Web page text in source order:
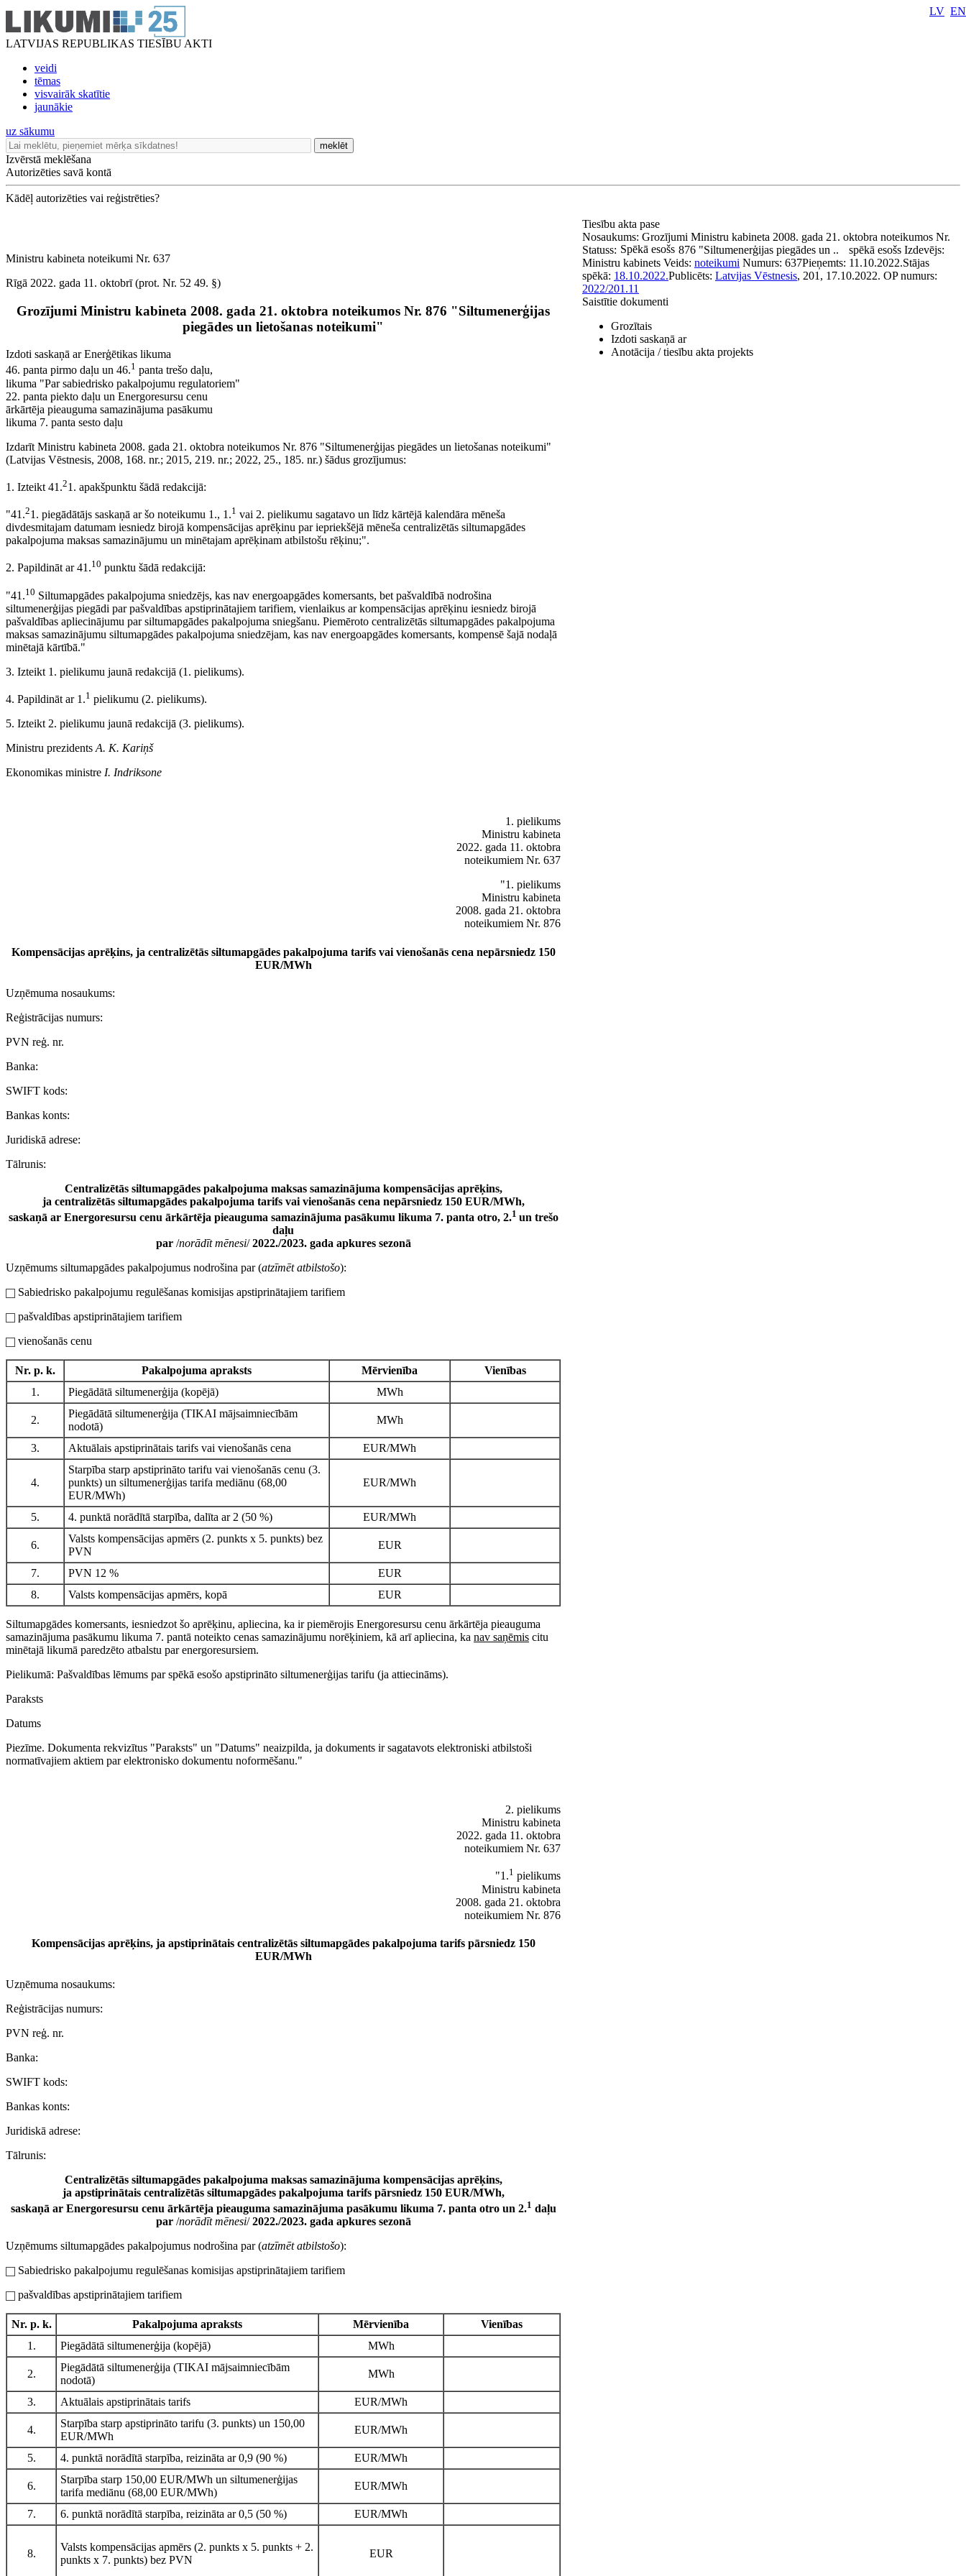
LATVIJAS REPUBLIKAS TIESĪBU AKTI
veidi
tēmas
visvairāk skatītie
jaunākie
LV EN
uz sākumu
meklēt
Izvērstā meklēšana
Autorizēties savā kontā
Kādēļ autorizēties vai reģistrēties?
Ministru kabineta noteikumi Nr. 637
Rīgā 2022. gada 11. oktobrī (prot. Nr. 52 49. §)
Grozījumi Ministru kabineta 2008. gada 21. oktobra noteikumos Nr. 876 "Siltumenerģijas
piegādes un lietošanas noteikumi"
Izdoti saskaņā ar Enerģētikas likuma
46. panta pirmo daļu un 46.1 panta trešo daļu,
likuma "Par sabiedrisko pakalpojumu regulatoriem"
22. panta piekto daļu un Energoresursu cenu
ārkārtēja pieauguma samazinājuma pasākumu
likuma 7. panta sesto daļu
Izdarīt Ministru kabineta 2008. gada 21. oktobra noteikumos Nr. 876 "Siltumenerģijas piegādes un lietošanas noteikumi"
(Latvijas Vēstnesis, 2008, 168. nr.; 2015, 219. nr.; 2022, 25., 185. nr.) šādus grozījumus:
1. Izteikt 41.21. apakšpunktu šādā redakcijā:
"41.21. piegādātājs saskaņā ar šo noteikumu 1., 1.1 vai 2. pielikumu sagatavo un līdz kārtējā kalendāra mēneša
divdesmitajam datumam iesniedz birojā kompensācijas aprēķinu par iepriekšējā mēneša centralizētās siltumapgādes
pakalpojuma maksas samazinājumu un minētajam aprēķinam atbilstošu rēķinu;".
2. Papildināt ar 41.10 punktu šādā redakcijā:
"41.10 Siltumapgādes pakalpojuma sniedzējs, kas nav energoapgādes komersants, bet pašvaldībā nodrošina
siltumenerģijas piegādi par pašvaldības apstiprinātajiem tarifiem, vienlaikus ar kompensācijas aprēķinu iesniedz birojā
pašvaldības apliecinājumu par siltumapgādes pakalpojuma sniegšanu. Piemēroto centralizētās siltumapgādes pakalpojuma
maksas samazinājumu siltumapgādes pakalpojuma sniedzējam, kas nav energoapgādes komersants, kompensē šajā nodaļā
minētajā kārtībā."
3. Izteikt 1. pielikumu jaunā redakcijā (1. pielikums).
4. Papildināt ar 1.1 pielikumu (2. pielikums).
5. Izteikt 2. pielikumu jaunā redakcijā (3. pielikums).
Ministru prezidentsA. K. Kariņš
Ekonomikas ministre I. Indriksone
1. pielikums
Ministru kabineta
2022. gada 11. oktobra
noteikumiem Nr. 637
"1. pielikums
Ministru kabineta
2008. gada 21. oktobra
noteikumiem Nr. 876
Kompensācijas aprēķins, ja centralizētās siltumapgādes pakalpojuma tarifs vai vienošanās cena nepārsniedz 150
EUR/MWh
Uzņēmuma nosaukums:
Reģistrācijas numurs:
PVN reģ. nr.
Banka:
SWIFT kods:
Bankas konts:
Juridiskā adrese:
Tālrunis:
Centralizētās siltumapgādes pakalpojuma maksas samazinājuma kompensācijas aprēķins,
ja centralizētās siltumapgādes pakalpojuma tarifs vai vienošanās cena nepārsniedz 150 EUR/MWh,
saskaņā ar Energoresursu cenu ārkārtēja pieauguma samazinājuma pasākumu likuma 7. panta otro, 2.1 un trešo
daļu
par/norādīt mēnesi/2022./2023. gada apkures sezonā
Uzņēmums siltumapgādes pakalpojumus nodrošina par (atzīmēt atbilstošo):
Sabiedrisko pakalpojumu regulēšanas komisijas apstiprinātajiem tarifiem
pašvaldības apstiprinātajiem tarifiem
vienošanās cenu
Nr. p. k. Pakalpojuma apraksts Mērvienība
Vienības
1.
Piegādātā siltumenerģija (kopējā) MWh
2.
Piegādātā siltumenerģija (TIKAI mājsaimniecībām
nodotā)
MWh
3. Aktuālais apstiprinātais tarifs vai vienošanās cena EUR/MWh
4.
Starpība starp apstiprināto tarifu vai vienošanās cenu (3.
punkts) un siltumenerģijas tarifa mediānu (68,00
EUR/MWh)
EUR/MWh
5. 4. punktā norādītā starpība, dalīta ar 2 (50 %) EUR/MWh
6.
Valsts kompensācijas apmērs (2. punkts x 5. punkts) bez
PVN
EUR
7. PVN 12 %
EUR
8.
Valsts kompensācijas apmērs, kopā EUR
Siltumapgādes komersants, iesniedzot šo aprēķinu, apliecina, ka ir piemērojis Energoresursu cenu ārkārtēja pieauguma
samazinājuma pasākumu likuma 7. pantā noteikto cenas samazinājumu norēķiniem, kā arī apliecina, ka nav saņēmis citu
minētajā likumā paredzēto atbalstu par energoresursiem.
Pielikumā: Pašvaldības lēmums par spēkā esošo apstiprināto siltumenerģijas tarifu (ja attiecināms).
Paraksts
Datums
Piezīme. Dokumenta rekvizītus "Paraksts" un "Datums" neaizpilda, ja dokuments ir sagatavots elektroniski atbilstoši
normatīvajiem aktiem par elektronisko dokumentu noformēšanu."
2. pielikums
Ministru kabineta
2022. gada 11. oktobra
noteikumiem Nr. 637
"1.1 pielikums
Ministru kabineta
2008. gada 21. oktobra
noteikumiem Nr. 876
Kompensācijas aprēķins, ja apstiprinātais centralizētās siltumapgādes pakalpojuma tarifs pārsniedz 150
EUR/MWh
Uzņēmuma nosaukums:
Reģistrācijas numurs:
PVN reģ. nr.
Banka:
SWIFT kods:
Bankas konts:
Juridiskā adrese:
Tālrunis:
Centralizētās siltumapgādes pakalpojuma maksas samazinājuma kompensācijas aprēķins,
ja apstiprinātais centralizētās siltumapgādes pakalpojuma tarifs pārsniedz 150 EUR/MWh,
saskaņā ar Energoresursu cenu ārkārtēja pieauguma samazinājuma pasākumu likuma 7. panta otro un 2.1 daļu
par/norādīt mēnesi/2022./2023. gada apkures sezonā
Uzņēmums siltumapgādes pakalpojumus nodrošina par (atzīmēt atbilstošo):
Sabiedrisko pakalpojumu regulēšanas komisijas apstiprinātajiem tarifiem
pašvaldības apstiprinātajiem tarifiem
Nr. p. k. Pakalpojuma apraksts Mērvienība
Vienības
1.
Piegādātā siltumenerģija (kopējā) MWh
2.
Piegādātā siltumenerģija (TIKAI mājsaimniecībām
nodotā)
MWh
3. Aktuālais apstiprinātais tarifs EUR/MWh
4.
Starpība starp apstiprināto tarifu (3. punkts) un 150,00
EUR/MWh
EUR/MWh
5. 4. punktā norādītā starpība, reizināta ar 0,9 (90 %) EUR/MWh
6.
Starpība starp 150,00 EUR/MWh un siltumenerģijas
tarifa mediānu (68,00 EUR/MWh)
EUR/MWh
7. 6. punktā norādītā starpība, reizināta ar 0,5 (50 %) EUR/MWh
8.
Valsts kompensācijas apmērs (2. punkts x 5. punkts + 2.
punkts x 7. punkts) bez PVN
EUR
Tiesību akta pase
Nosaukums: Grozījumi Ministru kabineta 2008. gada 21. oktobra noteikumos Nr.
876 "Siltumenerģijas piegādes un ..
Statuss: Spēkā esošs spēkā esošs Izdevējs:
Ministru kabinets Veids: noteikumi Numurs: 637Pieņemts: 11.10.2022.Stājas
spēkā: 18.10.2022.Publicēts: Latvijas Vēstnesis, 201, 17.10.2022. OP numurs:
2022/201.11
Saistītie dokumenti
Grozītais
Izdoti saskaņā ar
Anotācija / tiesību akta projekts